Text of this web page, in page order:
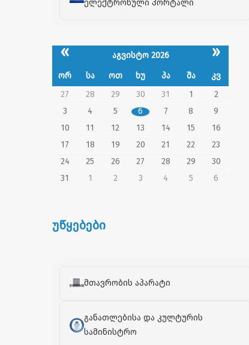
ელექტრონული პორტალი
« აგვისტო 2026 »
ორ სა ოთ ხუ პა შა
კვ
27
28 29 30 31 1
2
3
4 5 6 7 8
9
10
11 12 13 14 15
16
17
18 19 20 21 22
23
24
25 26 27 28 29
30
31
1 2 3 4 5 6
უწყებები
მთავრობის აპარატი
განათლებისა და კულტურის
სამინისტრო